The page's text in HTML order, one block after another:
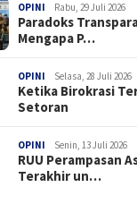
OPINI Rabu, 29 Juli 2026
Paradoks
Mengapa P…
OPINI Selasa, 28 Juli 2026
Ketika Birokrasi
Setoran
OPINI Senin, 13 Juli 2026
RUU Perampasan
Terakhir un…